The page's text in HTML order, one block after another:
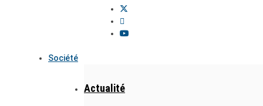
Société
Actualité